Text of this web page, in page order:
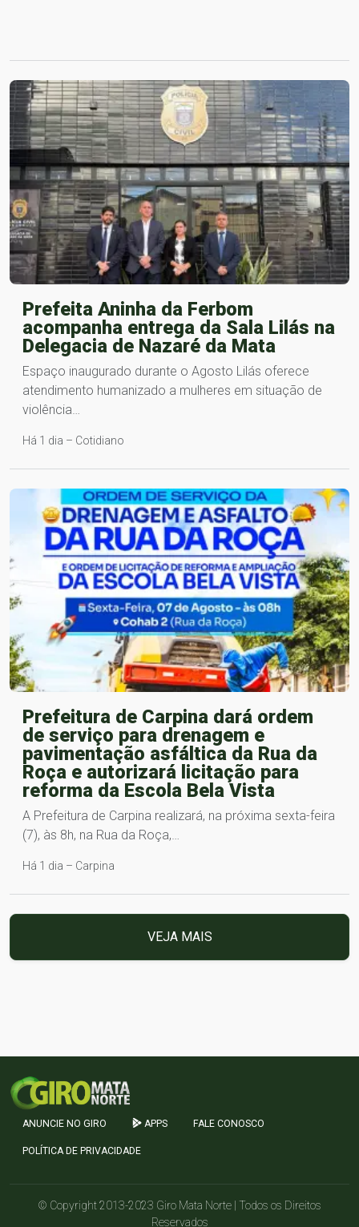
Prefeita Aninha da Ferbom
acompanha entrega da Sala Lilás na
Delegacia de Nazaré da Mata
Espaço inaugurado durante o Agosto Lilás oferece
atendimento humanizado a mulheres em situação de
violência…
Há 1 dia – Cotidiano
Prefeitura de Carpina dará ordem
de serviço para drenagem e
pavimentação asfáltica da Rua da
Roça e autorizará licitação para
reforma da Escola Bela Vista
A Prefeitura de Carpina realizará, na próxima sexta-feira
(7), às 8h, na Rua da Roça,…
Há 1 dia – Carpina
VEJA MAIS
ANUNCIE NO GIRO APPS FALE CONOSCO
POLÍTICA DE PRIVACIDADE
© Copyright 2013-2023 Giro Mata Norte | Todos os Direitos
Reservados